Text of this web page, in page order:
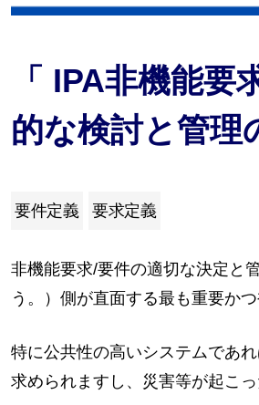
「 IPA非機能
的な検討と管理
要件定義 要求定義
非機能要求/要件の適切な決定と
う。）側が直面する最も重要か
特に公共性の高いシステムであ
求められますし、災害等が起こ